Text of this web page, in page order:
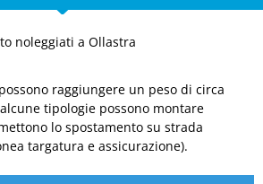
noleggiati a Ollastra
raggiungere un peso di circa
tipologie possono montare
lo spostamento su strada
targatura e assicurazione).